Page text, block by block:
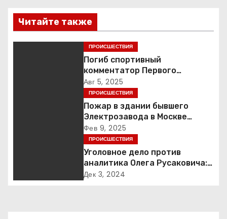
и
г
з
Читайте также
ПРОИСШЕСТВИЯ
Погиб спортивный
комментатор Первого
Александр Гришин
Авг 5, 2025
ПРОИСШЕСТВИЯ
Пожар в здании бывшего
Электрозавода в Москве
успешно ликвидирован
Фев 9, 2025
ПРОИСШЕСТВИЯ
Уголовное дело против
аналитика Олега Русаковича:
обвинения, вымогательство и
Дек 3, 2024